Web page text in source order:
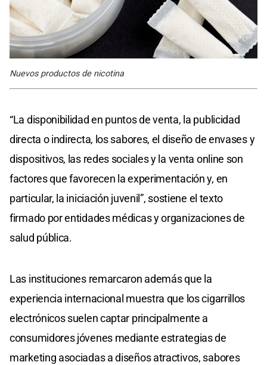
Nuevos productos de nicotina
“La disponibilidad en puntos de venta, la publicidad
directa o indirecta, los sabores, el diseño de envases y
dispositivos, las redes sociales y la venta online son
factores que favorecen la experimentación y, en
particular, la iniciación juvenil”, sostiene el texto
firmado por entidades médicas y organizaciones de
salud pública.
Las instituciones remarcaron además que la
experiencia internacional muestra que los cigarrillos
electrónicos suelen captar principalmente a
consumidores jóvenes mediante estrategias de
marketing asociadas a diseños atractivos, sabores